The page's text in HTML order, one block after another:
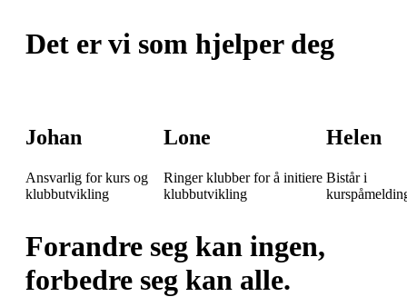
Det er vi som hjelper deg
Johan
Ansvarlig for kurs og
klubbutvikling
Lone
Ringer klubber for å initiere
klubbutvikling
Helen
Bistår i
Forandre seg kan ingen,
forbedre seg kan alle.